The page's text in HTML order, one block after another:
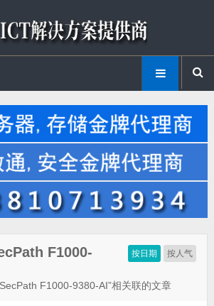
按日期 按人气
F1000-
F1000-9380-AI”相关联的文章